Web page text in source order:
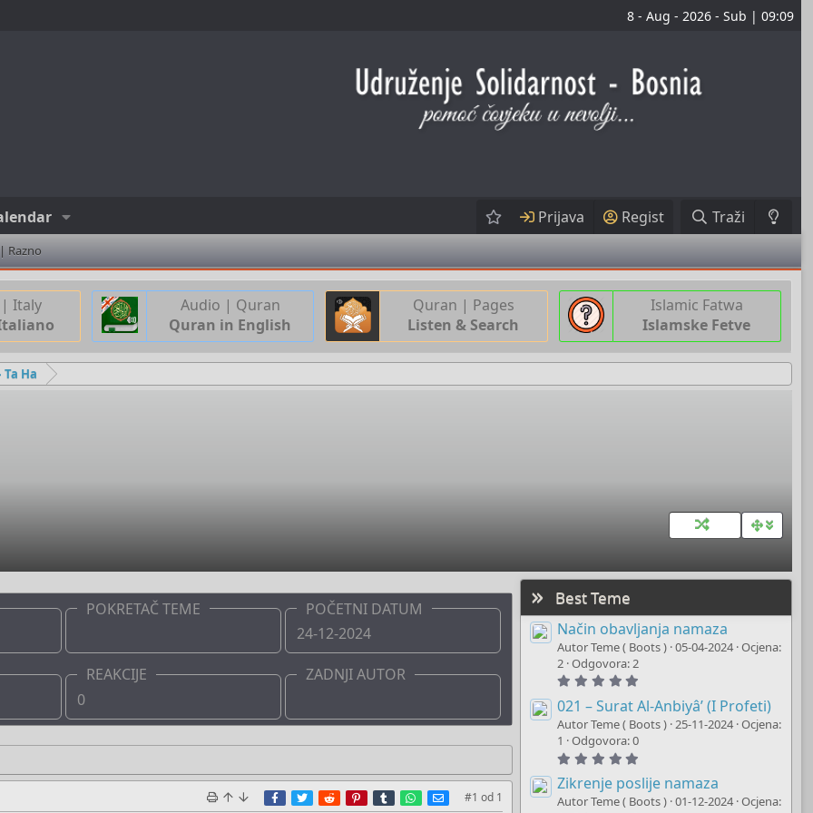
8 - Aug - 2026 - Sub | 09:09
Prijava Regist Traži
Razno
Italy
Audio | Quran
Quran in English
Quran | Pages
Listen & Search
Islamic Fatwa
Islamske Fetve
Ta Ha
POKRETAČ TEME
POČETNI DATUM
24-12-2024
REAKCIJE
0
ZADNJI AUTOR
Facebook
TwitterRedditPinterest
TumblrWhatsApp
E-mail
#1 od 1
Best Teme
Način obavljanja namaza
Autor Teme ( Boots ) 05-04-2024 Ocjena:
2 Odgovora: 2
0
0
s
(
s
)
021 – Surat Al-Anbiyâ’ (I Profeti)
Autor Teme ( Boots ) 25-11-2024 Ocjena:
1
Odgovora: 0
0
0
s
Zikrenje poslije namaza
Autor Teme ( Boots ) 01-12-2024 Ocjena: